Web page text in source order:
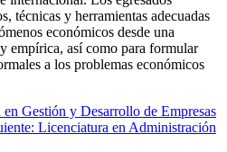
técnicas y herramientas adecuadas
económicos desde una
empírica, así como para formular
a los problemas económicos
Gestión y Desarrollo de Empresas
Licenciatura en Administración